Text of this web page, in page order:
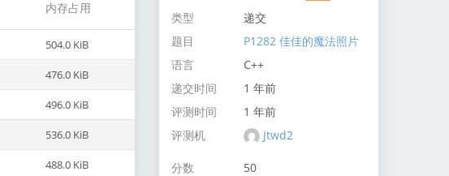
内存占用
504.0 KiB
476.0 KiB
496.0 KiB
536.0 KiB
488.0 KiB
类型
递交
题目
P1282 佳佳的魔法照片
语言
C++
递交时间
1 年前
评测时间
1 年前
评测机
Jtwd2
分数
50